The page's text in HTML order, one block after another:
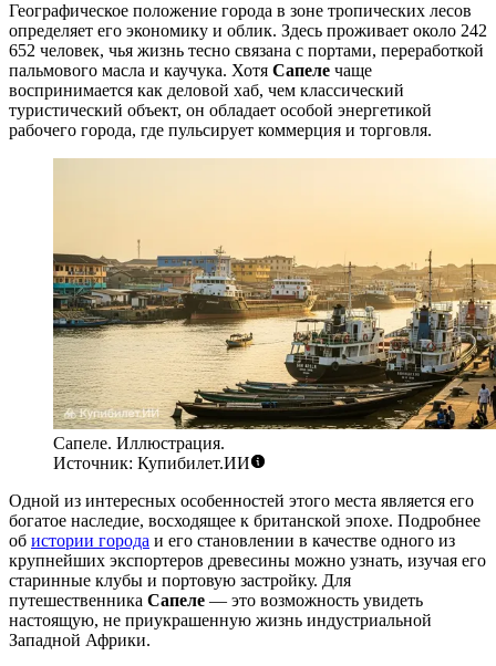
Географическое положение города в зоне тропических лесов
определяет его экономику и облик. Здесь проживает около 242
652 человек, чья жизнь тесно связана с портами, переработкой
пальмового масла и каучука. Хотя Сапеле чаще
воспринимается как деловой хаб, чем классический
туристический объект, он обладает особой энергетикой
рабочего города, где пульсирует коммерция и торговля.
Сапеле. Иллюстрация.
Источник: Купибилет.ИИ
Одной из интересных особенностей этого места является его
богатое наследие, восходящее к британской эпохе. Подробнее
об истории города и его становлении в качестве одного из
крупнейших экспортеров древесины можно узнать, изучая его
старинные клубы и портовую застройку. Для
путешественника Сапеле — это возможность увидеть
настоящую, не приукрашенную жизнь индустриальной
Западной Африки.